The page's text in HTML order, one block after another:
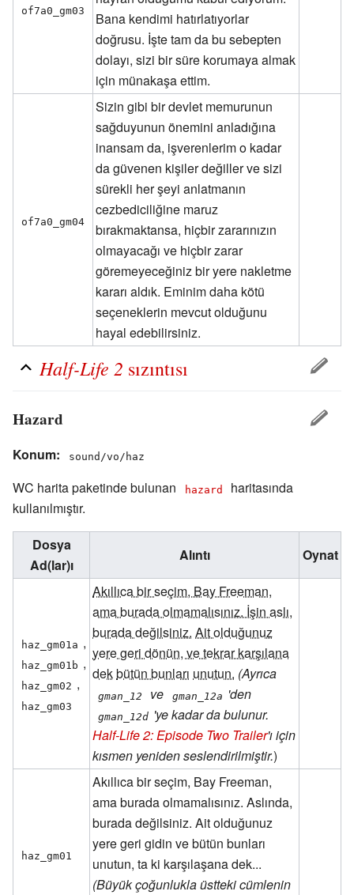
of7a0_gm03
Bana kendimi hatırlatıyorlar
doğrusu. İşte tam da bu sebepten
dolayı, sizi bir süre korumaya almak
için münakaşa ettim.
of7a0_gm04
Sizin gibi bir devlet memurunun
sağduyunun önemini anladığına
inansam da, işverenlerim o kadar
da güvenen kişiler değiller ve sizi
sürekli her şeyi anlatmanın
cezbediciliğine maruz
bırakmaktansa, hiçbir zararınızın
olmayacağı ve hiçbir zarar
göremeyeceğiniz bir yere nakletme
kararı aldık. Eminim daha kötü
seçeneklerin mevcut olduğunu
hayal edebilirsiniz.
Half-Life 2 sızıntısı
Hazard
Konum: sound/vo/haz
WC harita paketinde bulunan hazard
haritasında
kullanılmıştır.
Dosya
Ad(lar)ı
Alıntı Oynat
haz_gm01a ,
haz_gm01b ,
haz_gm02 ,
haz_gm03
Akıllıca bir seçim, Bay Freeman,
ama burada olmamalısınız. İşin aslı,
burada değilsiniz. Ait olduğunuz
yere geri dönün, ve tekrar karşılana
dekbütün bunları unutun. (Ayrıca
gman_12 ve gman_12a 'den
gman_12d 'ye kadar da bulunur.
Half-Life 2: Episode Two Trailer'ı için
kısmen yeniden seslendirilmiştir.)
haz_gm01
Akıllıca bir seçim, Bay Freeman,
ama burada olmamalısınız. Aslında,
burada değilsiniz. Ait olduğunuz
yere geri gidin ve bütün bunları
unutun, ta ki karşılaşana dek...
(Büyük çoğunlukla üstteki cümlenin